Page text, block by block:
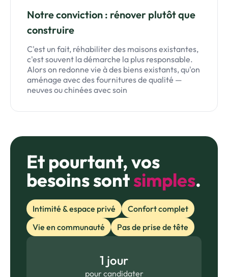
Notre conviction : rénover plutôt que
construire
C'est un fait, réhabiliter des maisons existantes,
c'est souvent la démarche la plus responsable.
Alors on redonne vie à des biens existants, qu'on
aménage avec des fournitures de qualité —
neuves ou chinées avec soin
Et pourtant, vos
besoins sontsimples.
Intimité & espace privé
Confort complet
Vie en communauté
Pas de prise de tête
1 jour
pour candidater